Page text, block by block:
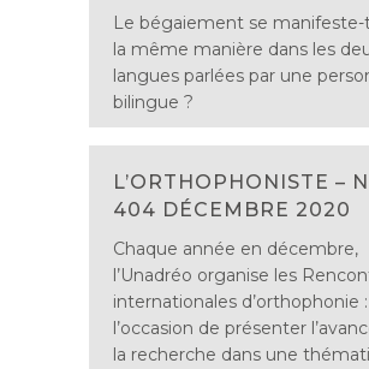
Le bégaiement se manifeste-
la même manière dans les
langues parlées par une
bilingue ?
L’ORTHOPHONISTE –
404 DÉCEMBRE 2020
Chaque année en décembre,
l’Unadréo organise les
internationales d’orthophonie :
l’occasion de présenter
la recherche dans une